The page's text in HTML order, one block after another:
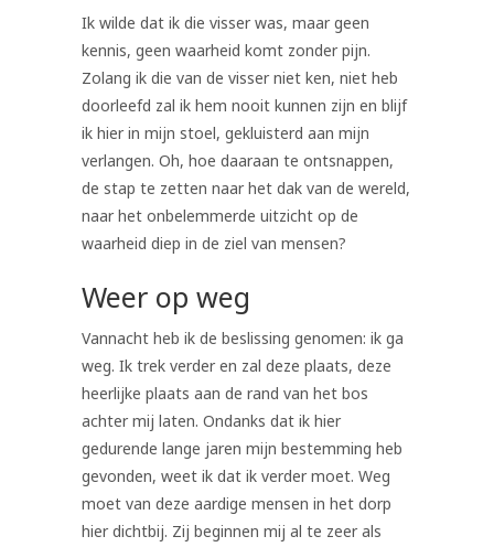
Ik wilde dat ik die visser was, maar geen
kennis, geen waarheid komt zonder pijn.
Zolang ik die van de visser niet ken, niet heb
doorleefd zal ik hem nooit kunnen zijn en blijf
ik hier in mijn stoel, gekluisterd aan mijn
verlangen. Oh, hoe daaraan te ontsnappen,
de stap te zetten naar het dak van de wereld,
naar het onbelemmerde uitzicht op de
waarheid diep in de ziel van mensen?
Weer op weg
Vannacht heb ik de beslissing genomen: ik ga
weg. Ik trek verder en zal deze plaats, deze
heerlijke plaats aan de rand van het bos
achter mij laten. Ondanks dat ik hier
gedurende lange jaren mijn bestemming heb
gevonden, weet ik dat ik verder moet. Weg
moet van deze aardige mensen in het dorp
hier dichtbij. Zij beginnen mij al te zeer als